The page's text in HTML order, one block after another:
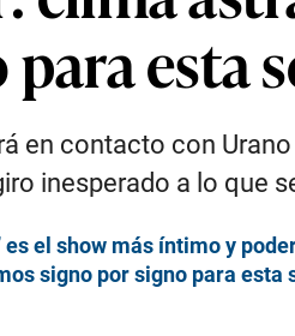
esta
en contacto con
inesperado a lo que
el show más íntimo y
signo por signo para esta